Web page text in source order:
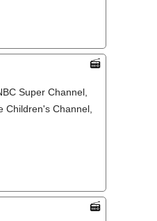
Super Channel,
Children's Channel,